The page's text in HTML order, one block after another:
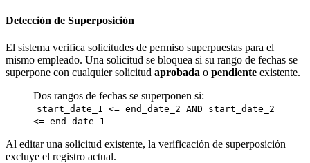
Detección de Superposición
El sistema verifica solicitudes de permiso superpuestas para el
mismo empleado. Una solicitud se bloquea si su rango de fechas se
superpone con cualquier solicitud aprobada o pendiente existente.
Dos rangos de fechas se superponen si:
start_date_1 <= end_date_2 AND start_date_2
<= end_date_1
Al editar una solicitud existente, la verificación de superposición
excluye el registro actual.